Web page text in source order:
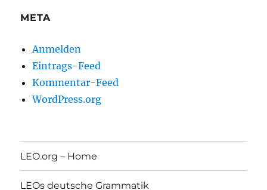
META
Anmelden
Eintrags-Feed
Kommentar-Feed
WordPress.org
LEO.org – Home
LEOs deutsche Grammatik